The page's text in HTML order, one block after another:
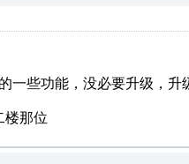
一些功能，没必要升级，
那位